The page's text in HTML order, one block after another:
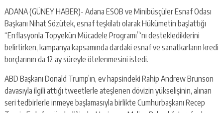
taksim
escort
beşiktaş
escort
kartal
escort
maltepe
ADANA (GÜNEY HABER)- Adana ESOB ve Minibüsçüler Esnaf Odası
Başkanı Nihat Sözütek, esnaf teşkilatı olarak Hükümetin başlattığı
“Enflasyonla Topyekün Mücadele Programı”‘nı desteklediklerini
belirtirken, kampanya kapsamında dardaki esnaf ve sanatkarların kredi
borçlarının da 12 ay süreyle ötelenmesini istedi.
ABD Başkanı Donald Trump’ın, ev hapsindeki Rahip Andrew Brunson
davasıyla ilgili attığı tweetlerle ateşlenen dövizin yükselişinin, alınan
seri tedbirlerle inmeye başlamasıyla birlikte Cumhurbaşkanı Recep